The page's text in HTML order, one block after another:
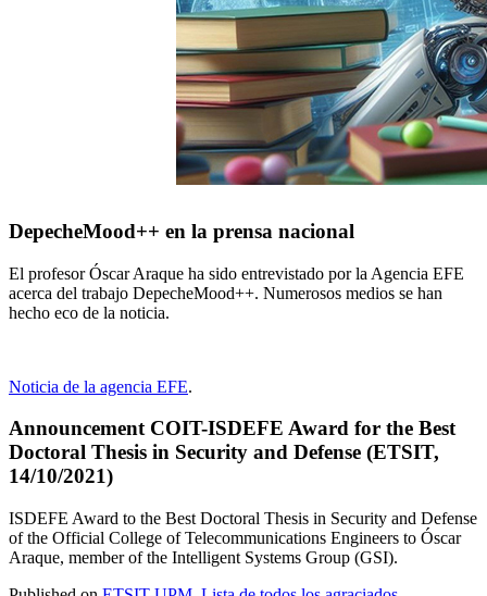
DepecheMood++ en la prensa nacional
El profesor Óscar Araque ha sido entrevistado por la Agencia EFE
acerca del trabajo DepecheMood++. Numerosos medios se han
hecho eco de la noticia.
Noticia de la agencia EFE.
Announcement COIT-ISDEFE Award for the Best
Doctoral Thesis in Security and Defense (ETSIT,
14/10/2021)
ISDEFE Award to the Best Doctoral Thesis in Security and Defense
of the Official College of Telecommunications Engineers to Óscar
Araque, member of the Intelligent Systems Group (GSI).